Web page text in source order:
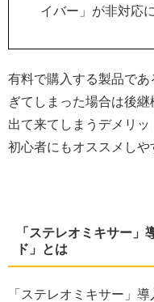
イバー」が非対応
有料で購入する製品で
ぎてしまった場合は後
出て来てしまうデメリ
初心者にもオススメしや
「ステレオミキサー
ド」とは
「ステレオミキサー」